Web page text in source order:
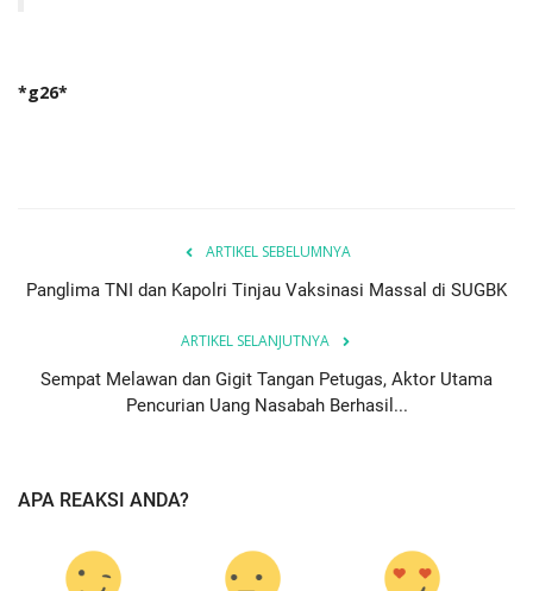
*g26*
ARTIKEL SEBELUMNYA
Panglima TNI dan Kapolri Tinjau Vaksinasi Massal di SUGBK
ARTIKEL SELANJUTNYA
Sempat Melawan dan Gigit Tangan Petugas, Aktor Utama
Pencurian Uang Nasabah Berhasil...
APA REAKSI ANDA?